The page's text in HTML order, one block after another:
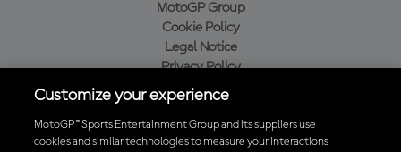
MotoGP Group
Cookie Policy
Legal Notice
Privacy Policy
Purchase Policy
Customize your experience
MotoGP™ Sports Entertainment Group and its suppliers use
cookies and similar technologies to measure your interactions